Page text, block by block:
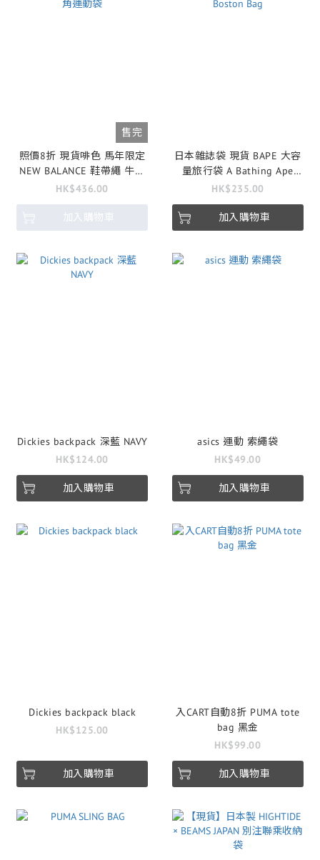
售完
照價8折 現貨啡色 馬年限定
NEW BALANCE 鞋帶繩 牛角
運動袋
HK$436.00
加入購物車
日本雜誌袋 現貨 BAPE 大容
量旅行袋 A Bathing Ape
Boston Bag
HK$235.00
加入購物車
Dickies backpack 深藍 NAVY
HK$124.00
加入購物車
asics 運動 索繩袋
HK$49.00
加入購物車
Dickies backpack black
HK$125.00
加入購物車
入CART自動8折 PUMA tote
bag 黑金
HK$99.00
加入購物車